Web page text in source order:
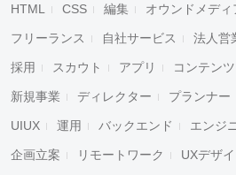
HTML CSS 編集 オウンドメディ
フリーランス 自社サービス 法人営
採用 スカウト アプリ コンテン
新規事業 ディレクター プランナー
UIUX 運用 バックエンド エンジ
企画立案 リモートワーク UXデザ